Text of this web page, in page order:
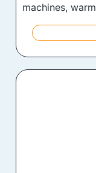
machines,